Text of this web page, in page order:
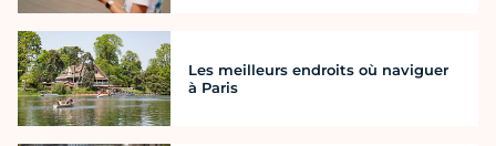
Les meilleurs endroits où naviguer
à Paris